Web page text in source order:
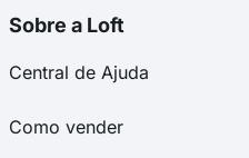
Sobre a Loft
Central de Ajuda
Como vender